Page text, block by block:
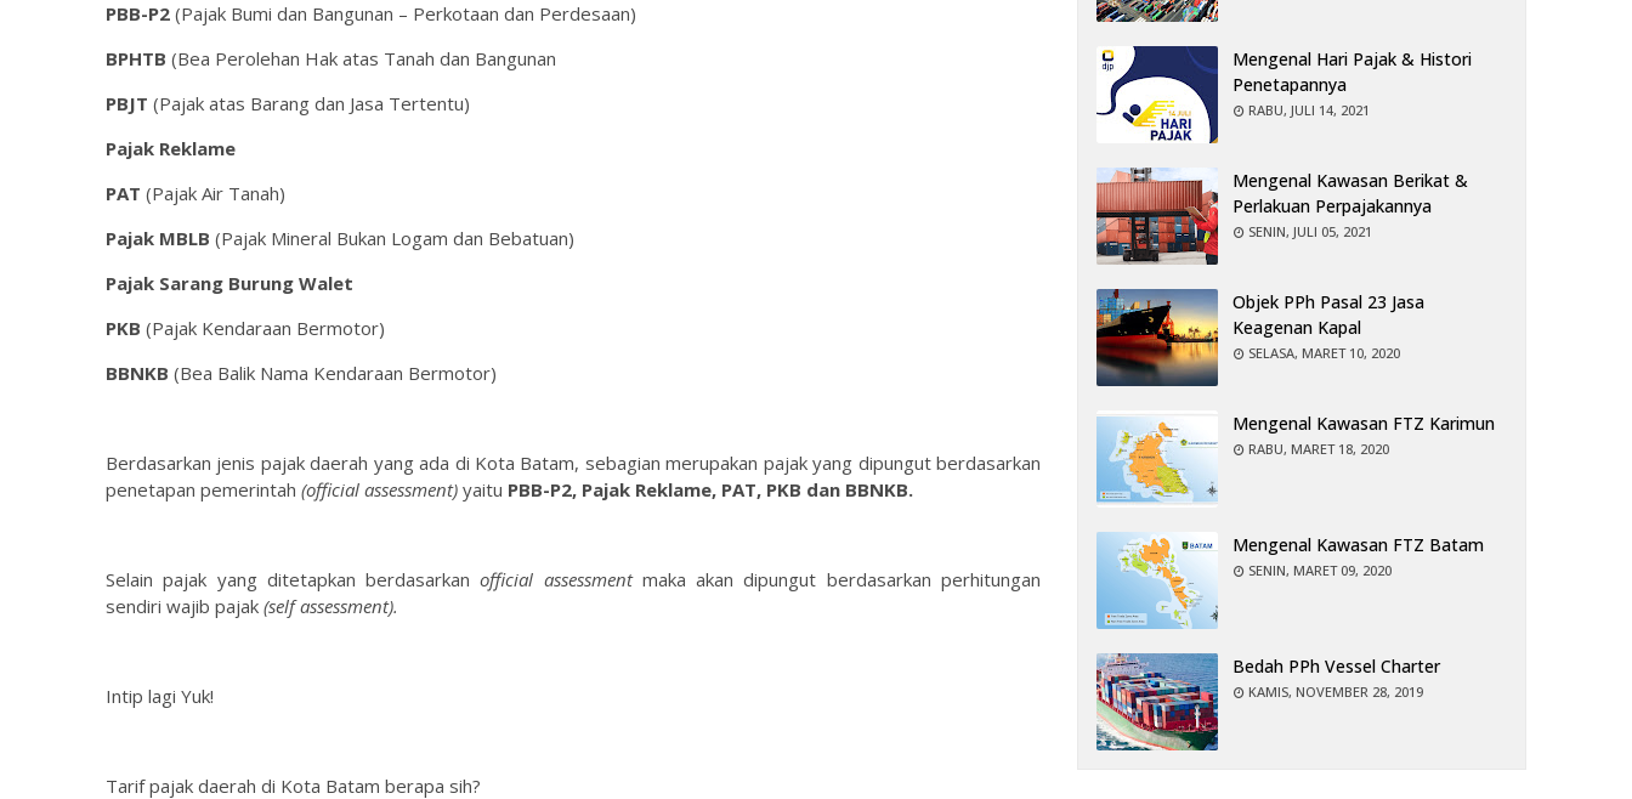
PBB-P2 (Pajak Bumi dan Bangunan – Perkotaan dan Perdesaan)
BPHTB (Bea Perolehan Hak atas Tanah dan Bangunan
PBJT (Pajak atas Barang dan Jasa Tertentu)
Pajak Reklame
PAT (Pajak Air Tanah)
Pajak MBLB (Pajak Mineral Bukan Logam dan Bebatuan)
Pajak Sarang Burung Walet
PKB (Pajak Kendaraan Bermotor)
BBNKB (Bea Balik Nama Kendaraan Bermotor)
Berdasarkan jenis pajak daerah yang ada di Kota Batam, sebagian merupakan pajak yang dipungut berdasarkan
penetapan pemerintah (official assessment) yaitu PBB-P2, Pajak Reklame, PAT, PKB dan BBNKB.
Selain pajak yang ditetapkan berdasarkanofficial assessment maka akan dipungut berdasarkan perhitungan
sendiri wajib pajak (self assessment).
Intip lagi Yuk!
Tarif pajak daerah di Kota Batam berapa sih?
Mengenal Hari Pajak & Histori
Penetapannya
RABU, JULI 14, 2021
Mengenal Kawasan Berikat &
Perlakuan Perpajakannya
SENIN, JULI 05, 2021
Objek PPh Pasal 23 Jasa
Keagenan Kapal
SELASA, MARET 10, 2020
Mengenal Kawasan FTZ Karimun
RABU, MARET 18, 2020
Mengenal Kawasan FTZ Batam
SENIN, MARET 09, 2020
Bedah PPh Vessel Charter
KAMIS, NOVEMBER 28, 2019